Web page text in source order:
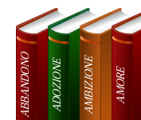
ABBANDONO ADOZIONE AMBIZIONE AMORE